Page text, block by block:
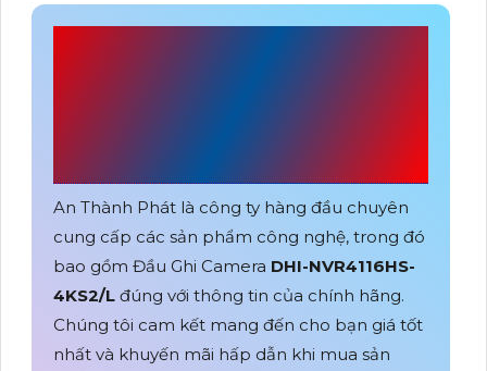
An Thành Phát là công ty hàng đầu chuyên
cung cấp các sản phẩm công nghệ, trong đó
bao gồm Đầu Ghi Camera DHI-NVR4116HS-
4KS2/L đúng với thông tin của chính hãng.
Chúng tôi cam kết mang đến cho bạn giá tốt
nhất và khuyến mãi hấp dẫn khi mua sản